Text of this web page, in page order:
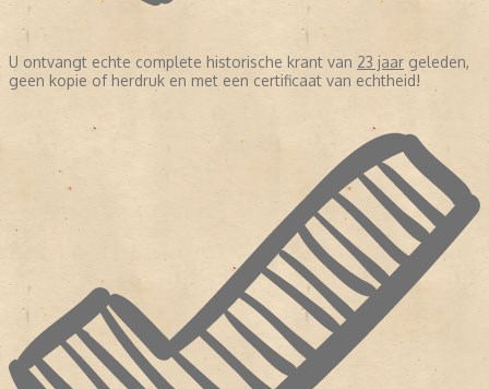
U ontvangt echte complete historische krant van 23 jaar geleden,
geen kopie of herdruk en met een certificaat van echtheid!